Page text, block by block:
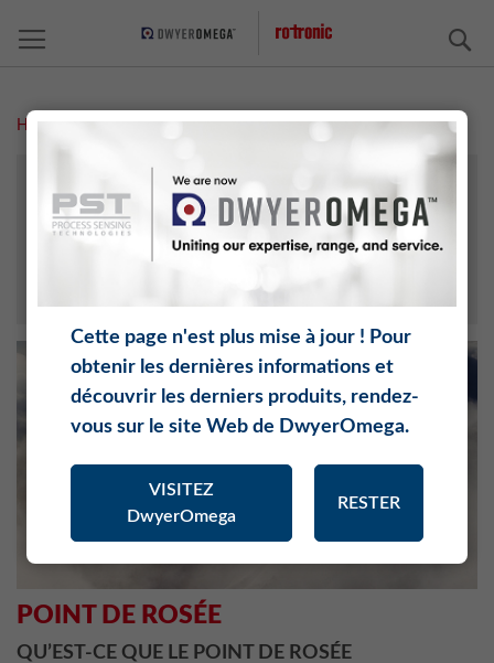
Home Point de rosée
POINT DE ROSÉE
QU’EST-CE QUE LE POINT DE ROSÉE
RÉCIT D‘UTILISATEUR
Cette page n'est plus mise à jour ! Pour
obtenir les dernières informations et
découvrir les derniers produits, rendez-
vous sur le site Web de DwyerOmega.
VISITEZ
DwyerOmega
RESTER